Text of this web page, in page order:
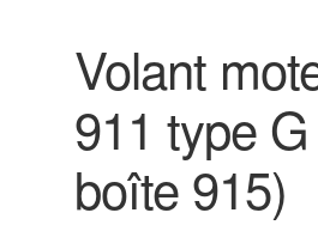
Volant
911 type
boîte 915)